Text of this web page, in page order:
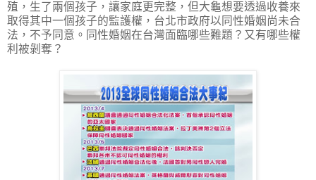
殖，生了兩個孩子，讓家庭更完整，但大龜想要透過收養來
取得其中一個孩子的監護權，台北市政府以同性婚姻尚未合
法，不予同意。同性婚姻在台灣面臨哪些難題？又有哪些權
利被剝奪？